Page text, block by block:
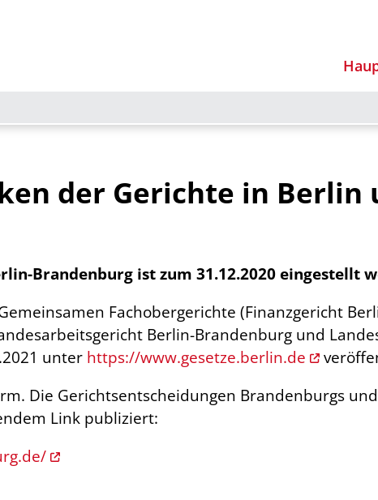
der Gerichte in Berlin
Brandenburg ist zum 31.12.2020 eingestellt
Fachobergerichte (Finanzgericht
Berlin-Brandenburg und
unter https://www.gesetze.berlin.de
Die Gerichtsentscheidungen Brandenburgs
Link publiziert: